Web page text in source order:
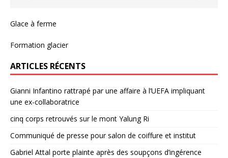
Glace à ferme
Formation glacier
ARTICLES RÉCENTS
Gianni Infantino rattrapé par une affaire à l’UEFA impliquant
une ex-collaboratrice
cinq corps retrouvés sur le mont Yalung Ri
Communiqué de presse pour salon de coiffure et institut
Gabriel Attal porte plainte après des soupçons d’ingérence